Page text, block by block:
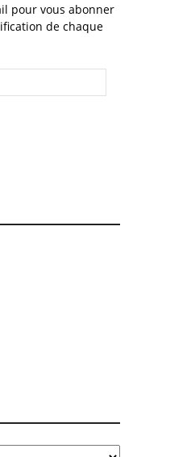
pour vous abonner
de chaque